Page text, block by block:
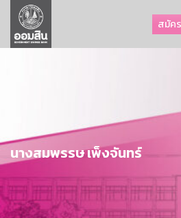
สมัค
ลูกค้าธุรกิจ
ลูกค้าผู้ประกอบรายย่อย
การพัฒนาที่ยั่งยืน
ข่าวสาร
บริการทางการเงิน
อื่นๆ
นางสมพรรษ เพ็งจันทร์